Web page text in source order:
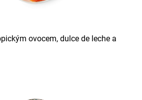
ovocem, dulce de leche a